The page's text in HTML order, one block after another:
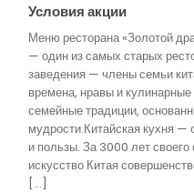
Условия акции
Меню ресторана «Золотой
— один из самых старых
заведения — члены семьи
времена, нравы и
семейные традиции,
мудрости.Китайская кухня —
и пользы. За 3000 лет
искусство Китая
[…]